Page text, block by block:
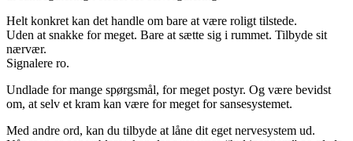
Helt konkret kan det handle om bare at være roligt tilstede.
Uden at snakke for meget. Bare at sætte sig i rummet. Tilbyde sit
nærvær.
Signalere ro.
Undlade for mange spørgsmål, for meget postyr. Og være bevidst
om, at selv et kram kan være for meget for sansesystemet.
Med andre ord, kan du tilbyde at låne dit eget nervesystem ud.